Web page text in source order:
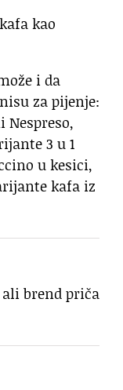
kao
i da
za pijenje:
3 u 1
u kesici,
kafa iz
brend priča